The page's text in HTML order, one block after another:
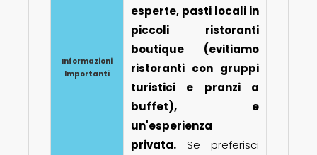
Informazioni
Importanti
esperte, pasti locali in
piccoli ristoranti
boutique (evitiamo
ristoranti con gruppi
turistici e pranzi a
buffet), e
un'esperienza
privata. Se preferisci